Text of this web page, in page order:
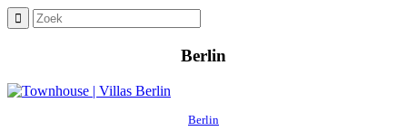
Berlin
Berlin